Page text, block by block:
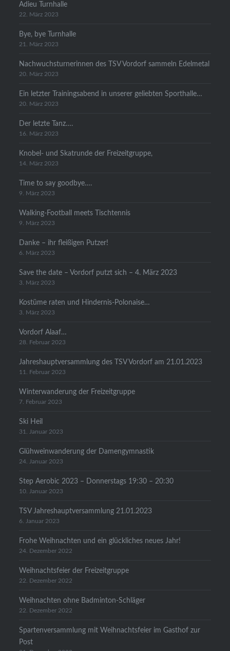
Adieu Turnhalle
22. März 2023
Bye, bye Turnhalle
21. März 2023
Nachwuchsturnerinnen des TSV Vordorf sammeln Edelmetal
20. März 2023
Ein letzter Trainingsabend in unserer geliebten Sporthalle…
20. März 2023
Der letzte Tanz….
16. März 2023
Knobel- und Skatrunde der Freizeitgruppe,
14. März 2023
Time to say goodbye….
9. März 2023
Walking-Football meets Tischtennis
9. März 2023
Danke – ihr fleißigen Putzer!
6. März 2023
Save the date – Vordorf putzt sich – 4. März 2023
3. März 2023
Kostüme raten und Hindernis-Polonaise…
3. März 2023
Vordorf Alaaf…
28. Februar 2023
Jahreshauptversammlung des TSV Vordorf am 21.01.2023
11. Februar 2023
Winterwanderung der Freizeitgruppe
7. Februar 2023
Ski Heil
31. Januar 2023
Glühweinwanderung der Damengymnastik
24. Januar 2023
Step Aerobic 2023 – Donnerstags 19:30 – 20:30
10. Januar 2023
TSV Jahreshauptversammlung 21.01.2023
6. Januar 2023
Frohe Weihnachten und ein glückliches neues Jahr!
24. Dezember 2022
Weihnachtsfeier der Freizeitgruppe
22. Dezember 2022
Weihnachten ohne Badminton-Schläger
22. Dezember 2022
Spartenversammlung mit Weihnachtsfeier im Gasthof zur
Post